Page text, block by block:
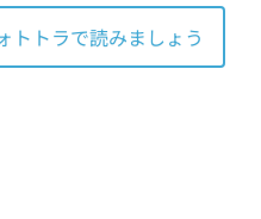
トトラで読みましょう